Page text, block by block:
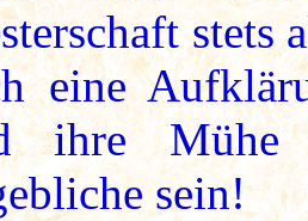
stets
eine
ihre Mühe
sein!